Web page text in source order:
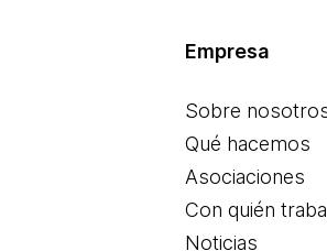
Empresa
Sobre
Qué hacemos
Asociaciones
Con quién
Noticias